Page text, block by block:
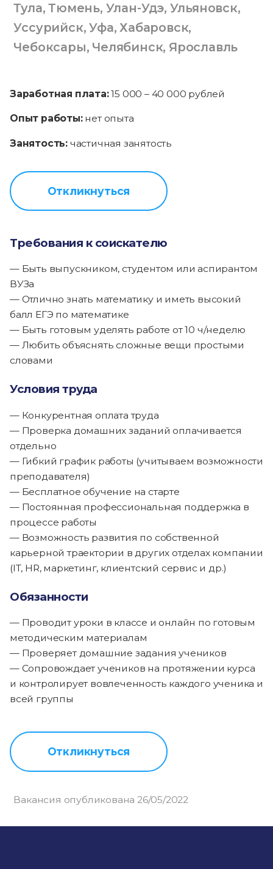
Тула,Тюмень, Улан-Удэ, Ульяновск,
Уссурийск,Уфа,Хабаровск,
Чебоксары, Челябинск, Ярославль
Заработная плата:15 000 – 40 000 рублей
Опыт работы:нет опыта
Занятость: частичная занятость
Откликнуться
Требования к соискателю
— Быть выпускником, студентом или аспирантом
ВУЗа
— Отлично знать математику и иметь высокий
балл ЕГЭ по математике
— Быть готовым уделять работе от 10 ч/неделю
— Любить объяснять сложные вещи простыми
словами
Условия труда
— Конкурентная оплата труда
— Проверка домашних заданий оплачивается
отдельно
— Гибкий график работы (учитываем возможности
преподавателя)
— Бесплатное обучение на старте
— Постоянная профессиональная поддержка в
процессе работы
— Возможность развития по собственной
карьерной траектории в других отделах компании
(IT, HR, маркетинг, клиентский сервис и др.)
Обязанности
— Проводит уроки в классе и онлайн по готовым
методическим материалам
— Проверяет домашние задания учеников
— Сопровождает учеников на протяжении курса
и контролирует вовлеченность каждого ученика и
всей группы
Откликнуться
Вакансия опубликована 26/05/2022